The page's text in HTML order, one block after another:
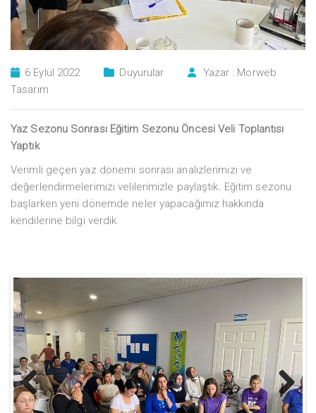
6 Eylül 2022 Duyurular Yazar : Morweb
Tasarım
Yaz Sezonu Sonrası Eğitim Sezonu Öncesi Veli Toplantısı
Yaptık
Verimli geçen yaz dönemi sonrası analizlerimizi ve
değerlendirmelerimizi velilerimizle paylaştık. Eğitim sezonu
başlarken yeni dönemde neler yapacağımız hakkında
kendilerine bilgi verdik.
Previ Next